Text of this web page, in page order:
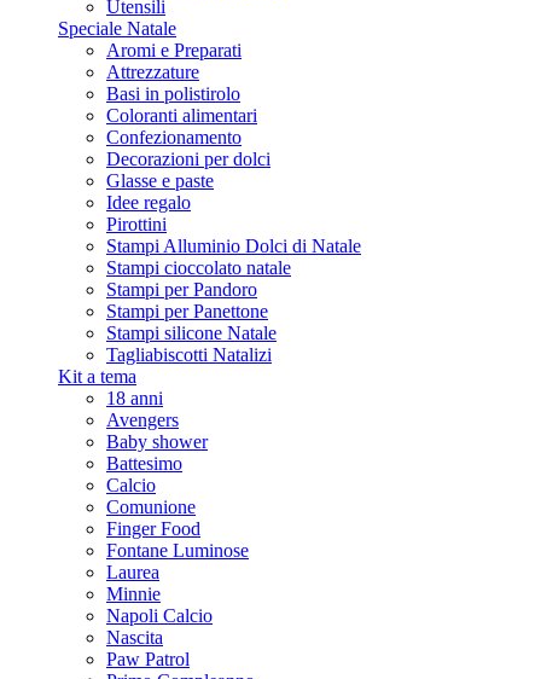
Utensili
Speciale Natale
Aromi e Preparati
Attrezzature
Basi in polistirolo
Coloranti alimentari
Confezionamento
Decorazioni per dolci
Glasse e paste
Idee regalo
Pirottini
Stampi Alluminio Dolci di Natale
Stampi cioccolato natale
Stampi per Pandoro
Stampi per Panettone
Stampi silicone Natale
Tagliabiscotti Natalizi
Kit a tema
18 anni
Avengers
Baby shower
Battesimo
Calcio
Comunione
Finger Food
Fontane Luminose
Laurea
Minnie
Napoli Calcio
Nascita
Paw Patrol